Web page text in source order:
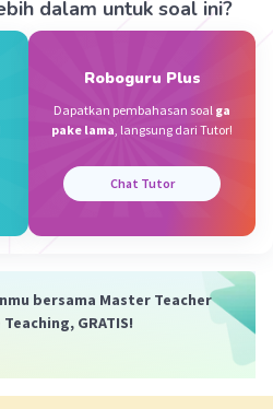
Balas
dalam untuk soal ini?
Roboguru Plus
Dapatkan pembahasan soal ga
pake lama, langsung dari Tutor!
Chat Tutor
bersama Master Teacher
GRATIS!